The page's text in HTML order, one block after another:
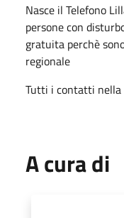
Nasce il Telefono
persone con
gratuita perchè
regionale
Tutti i contatti nella
A cura di